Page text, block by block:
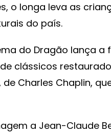
o longa leva as
do país.
do Dragão lança a
clássicos
de Charles Chaplin,
a Jean-Claude